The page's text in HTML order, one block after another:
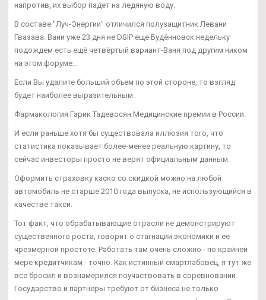
напротив, их выбор падет на ледяную воду.
В составе "Луч-Энергии" отличился полузащитник Левани
Гвазава. Вани уже 23 дня не DSIP еще Будённовск недельку
подождем есть ещё четвёртый вариант-Ваня под другим ником
на этом форуме...
Если Вы удалите больший объем по этой стороне, то взгляд
будет наиболее выразительным.
Фармакология Гарик Тадевосян Медицинские премии в России.
И если раньше хотя бы существовала иллюзия того, что
статистика показывает более-менее реальную картину, то
сейчас инвесторы просто не верят официальным данным.
Оформить страховку каско со скидкой можно на любой
автомобиль не старше 2010 года выпуска, не использующийся в
качестве такси.
Тот факт, что обрабатывающие отрасли не демонстрируют
существенного роста, говорит о стагнации экономики и ее
чрезмерной простоте. Работать там очень сложно - по крайней
мере кредитчикам - точно. Как истинный смартлабовец, я тут же
все бросил и вознамерился поучаствовать в соревновании.
Государство и партнеры требуют от бизнеса не только